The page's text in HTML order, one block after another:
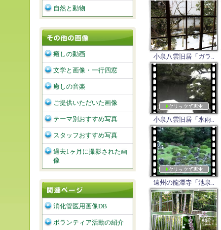
小泉八雲旧居「ガラ..
小泉八雲旧居「氷雨..
遠州の龍潭寺「池泉..
自然と動物
癒しの動画
文学と画像・一行四窓
癒しの音楽
ご提供いただいた画像
テーマ別おすすめ写真
スタッフおすすめ写真
過去1ヶ月に撮影された画
像
消化管医用画像DB
ボランティア活動の紹介